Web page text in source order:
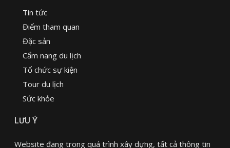
Tin tức
Điểm tham quan
Đặc sản
Cẩm nang du lịch
Tổ chức sự kiện
Tour du lịch
Sức khỏe
LƯU Ý
Website đang trong quá trình xây dựng, tất cả thông tin